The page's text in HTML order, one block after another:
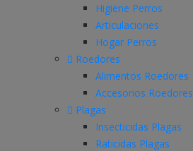
Higiene Perros
Articulaciones
Hogar Perros
Roedores
Alimentos Roedores
Accesorios Roedores
Plagas
Insecticidas Plagas
Raticidas Plagas